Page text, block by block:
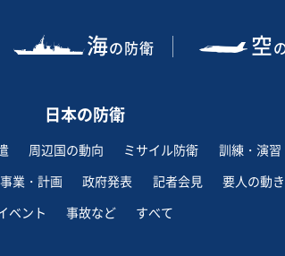
海の防衛 空
日本の防衛
周辺国の動向 ミサイル防衛
訓練・演習
事業・計画 政府発表 記者会見
要人の動き
ベント
事故など すべて